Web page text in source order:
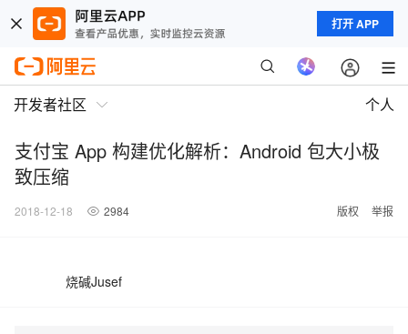
打开 APP
开发者社区 个人
支付宝 App 构建优化解析：Android 包大小极
致压缩
2018-12-18 2984 版权 举报
烧碱Jusef